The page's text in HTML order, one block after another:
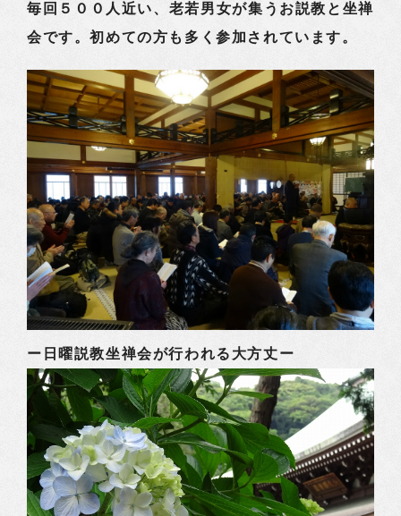
毎回５００人近い、老若男女が集うお説教と坐禅
会です。初めての方も多く参加されています。
ー日曜説教坐禅会が行われる大方丈ー